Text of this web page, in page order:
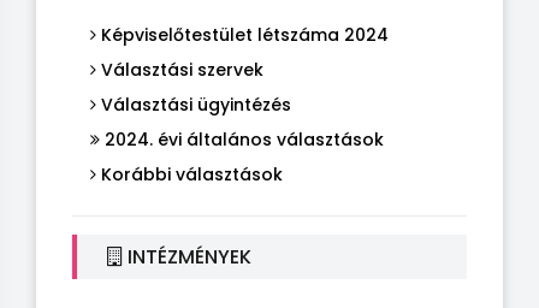
Képviselőtestület létszáma 2024
Választási szervek
Választási ügyintézés
2024. évi általános választások
Korábbi választások
INTÉZMÉNYEK